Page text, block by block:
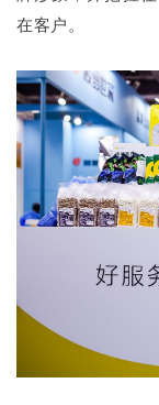
在客户。